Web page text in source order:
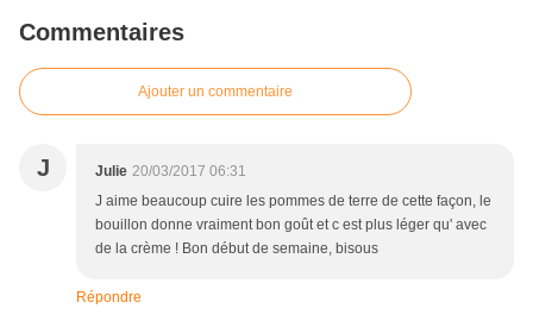
Commentaires
Ajouter un commentaire
J Julie 20/03/2017 06:31
J aime beaucoup cuire les pommes de terre de cette façon, le
bouillon donne vraiment bon goût et c est plus léger qu' avec
de la crème ! Bon début de semaine, bisous
Répondre